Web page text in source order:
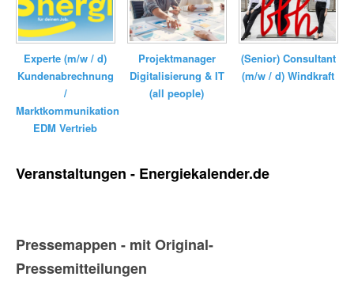
Experte (m/w / d)
Kundenabrechnung
/
Marktkommunikation
EDM Vertrieb
Projektmanager
Digitalisierung & IT
(all people)
(Senior) Consultant
(m/w / d) Windkraft
Veranstaltungen - Energiekalender.de
Pressemappen - mit Original-
Pressemitteilungen